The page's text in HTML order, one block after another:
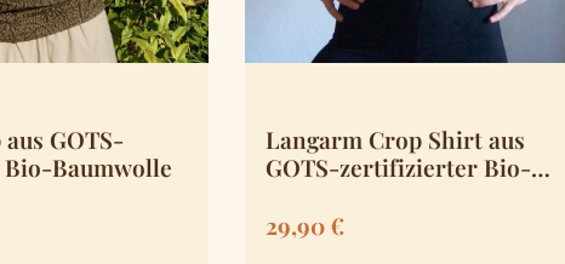
GOTS-
Baumwolle
Langarm Crop Shirt aus
GOTS-zertifizierter Bio-
Regulärer Preis:
29,90 €